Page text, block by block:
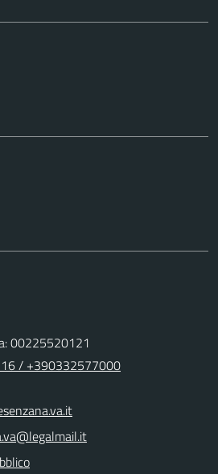
00225520121
/ +390332577000